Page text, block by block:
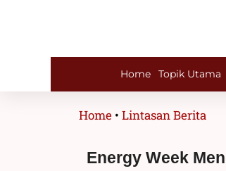
Home Topik Utama
Home • Lintasan Berita
Energy Week